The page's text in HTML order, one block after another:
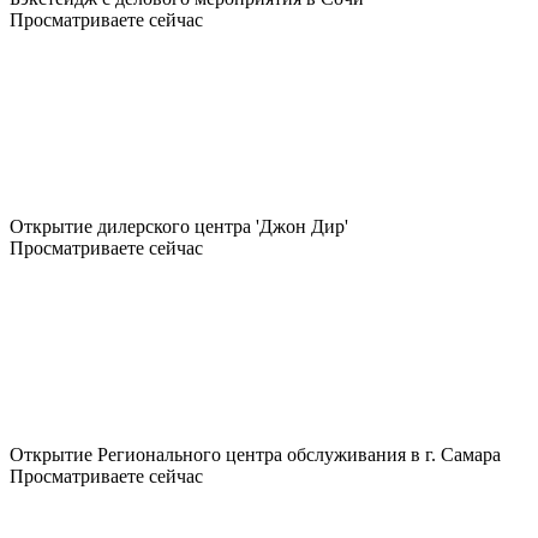
Просматриваете сейчас
Открытие дилерского центра 'Джон Дир'
Просматриваете сейчас
Открытие Регионального центра обслуживания в г. Самара
Просматриваете сейчас